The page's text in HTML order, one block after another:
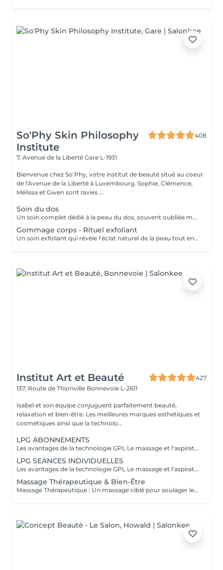
So'Phy Skin Philosophy
Institute
408
7, Avenue de la Liberté Gare L-1931
Bienvenue chez So'Phy, votre institut de beauté situé au coeur
de l'Avenue de la Liberté à Luxembourg. Sophie, Clémence,
Mélissa et Gwen sont ravies ...
Soin du dos
Un soin complet dédié à la peau du dos, souvent oubliée mais pourtant sujette aux tensions et aux imperfections. Ce soin débute par un nettoyage et une exfoliation afin de purifier la peau, affiner le grain de peau et améliorer sa texture. Selon vos besoins et la durée choisie (30 ou 60 minutes), un travail plus ciblé peut être réalisé pour désincruster la peau et rééquilibrer les zones concernées. Le soin se termine par un massage relaxant, permettant de relâcher les tensions accumulées et de procurer une sensation immédiate de bien-être. La peau est plus nette, plus douce et le dos profondément détendu. Un soin idéal pour prendre soin de cette zone souvent négligée tout en s'accordant un moment de détente.
Gommage corps - Rituel exfoliant
Un soin exfoliant qui révèle l'éclat naturel de la peau tout en offrant un véritable moment de détente. Le gommage permet d'éliminer les cellules mortes, d'affiner le grain de peau et de laisser la peau plus douce et lumineuse. Selon vos préférences, vous pouvez choisir entre un gommage au savon noir, pour une exfoliation enveloppante et purifiante, ou un gommage à grains, pour une action plus tonique et efficace. La senteur sélectionnée accompagne l'ensemble du soin et prolonge l'expérience, avec la possibilité d'ajouter une huile de massage pour un moment encore plus enveloppant. La peau est douce, lisse et délicatement parfumée, le corps détendu et l'esprit apaisé. Un soin idéal pour préparer la peau, la sublimer ou simplement s'offrir un moment pour soi.
Institut Art et Beauté
427
137, Route de Thionville Bonnevoie L-2611
Isabel et son équipe conjuguent parfaitement beauté,
relaxation et bien-être. Les meilleures marques esthétiques et
cosmétiques ainsi que la technolo...
LPG ABONNEMENTS
Les avantages de la technologie GPL Le massage et l'aspiration combinés du LPG Cellu M6 Medical offrent des solutions minceur, anti-âge et thérapeutiques 100% naturelles à travers des massages indolores qui réactivent naturellement les mécanismes cellulaires, apportant divers bienfaits adaptés à vos besoins spécifiques. Avantages esthétiques : Réduit la cellulite, la peau d'orange disparaissant progressivement pour redonner à la peau son aspect lisse et ferme. Harmonise la silhouette. Raffermit et améliore l'apparence de la peau. Diminue l'apparence des cicatrices, des greffes et des brûlures. Bienfaits thérapeutiques : Améliore la circulation lymphatique et sanguine. Favorise la récupération postopératoire. Génère un effet relaxant. Réduit les douleurs musculaires. Soulage les jambes lourdes et les chevilles gonflées. Prépare à l'effort physique. Facilite la récupération après l'effort : courbatures, etc. Traite les affections liées au sport : tendinites, blessures musculaires, etc. Procure détente et relaxation musculaire. Praticiens formés : Carla Lisete Marie Francesca Prenez soin de votre corps et de votre beauté dès aujourd'hui : avec la technologie LPG pour préparer votre peau et votre corps aux années à venir
LPG SEANCES INDIVIDUELLES
Les avantages de la technologie GPL Le massage et l'aspiration combinés du LPG Cellu M6 Medical offrent des solutions minceur, anti-âge et thérapeutiques 100% naturelles à travers des massages indolores qui réactivent naturellement les mécanismes cellulaires, apportant divers bienfaits adaptés à vos besoins spécifiques. Avantages esthétiques : Réduit la cellulite, la peau d'orange disparaissant progressivement pour redonner à la peau son aspect lisse et ferme. Harmonise la silhouette. Raffermit et améliore l'apparence de la peau. Diminue l'apparence des cicatrices, des greffes et des brûlures. Bienfaits thérapeutiques : Améliore la circulation lymphatique et sanguine. Favorise la récupération postopératoire. Génère un effet relaxant. Réduit les douleurs musculaires. Soulage les jambes lourdes et les chevilles gonflées. Prépare à l'effort physique. Facilite la récupération après l'effort : courbatures, etc. Traite les affections liées au sport : tendinites, blessures musculaires, etc. Procure détente et relaxation musculaire. Praticiens formés : Carla Lisete Carla Marie Francesca Prenez soin de votre corps et de votre beauté dès aujourd'hui : avec la technologie LPG pour préparer votre peau et votre corps aux années à venir
Massage Thérapeutique & Bien-Être
Massage Thérapeutique : Un massage ciblé pour soulager les tensions musculaires, réduire le stress, et rééquilibrer votre corps. Soulagement des Douleurs Musculaires : Les techniques de massage ciblent les zones de tension pour libérer les nuds musculaires et améliorer la flexibilité. Réduction du Stress : Les massages aident à abaisser les niveaux de cortisol, l'hormone du stress, ce qui favorise la détente et une meilleure gestion du stress. Amélioration du Bien-être Général : Ils stimulent la circulation sanguine, renforcent le système immunitaire, et contribuent à un meilleur sommeil, ce qui mène à une vie plus équilibrée. Au-delà du physique, ces massages favorisent une sensation de paix intérieure et de clarté mentale. Praticiennes Qualifiées : Experts dans diverses techniques de massage. Traitements Personnalisés : Séances adaptées à vos besoins spécifiques. Ambiance Apaisante : Un environnement relaxant. Une nouvelle manière de prendre soin de vous.